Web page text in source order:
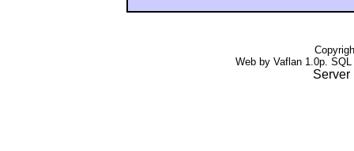
Web by Vaflan 1.0p.
Server